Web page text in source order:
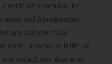
am Essen hat. Er
sehen und Abneigungen
uns Brei nie völlig
nicht, brauchte er Hilfe, so
einfach nur, dass er es